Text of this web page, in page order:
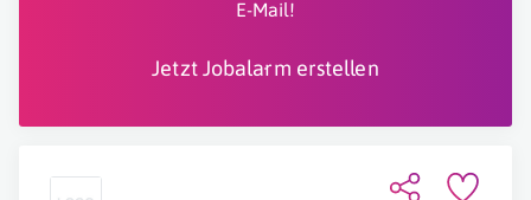
E-Mail!
Jetzt Jobalarm erstellen